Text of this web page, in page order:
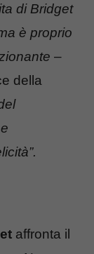
di Bridget
è proprio
–
della
affronta il